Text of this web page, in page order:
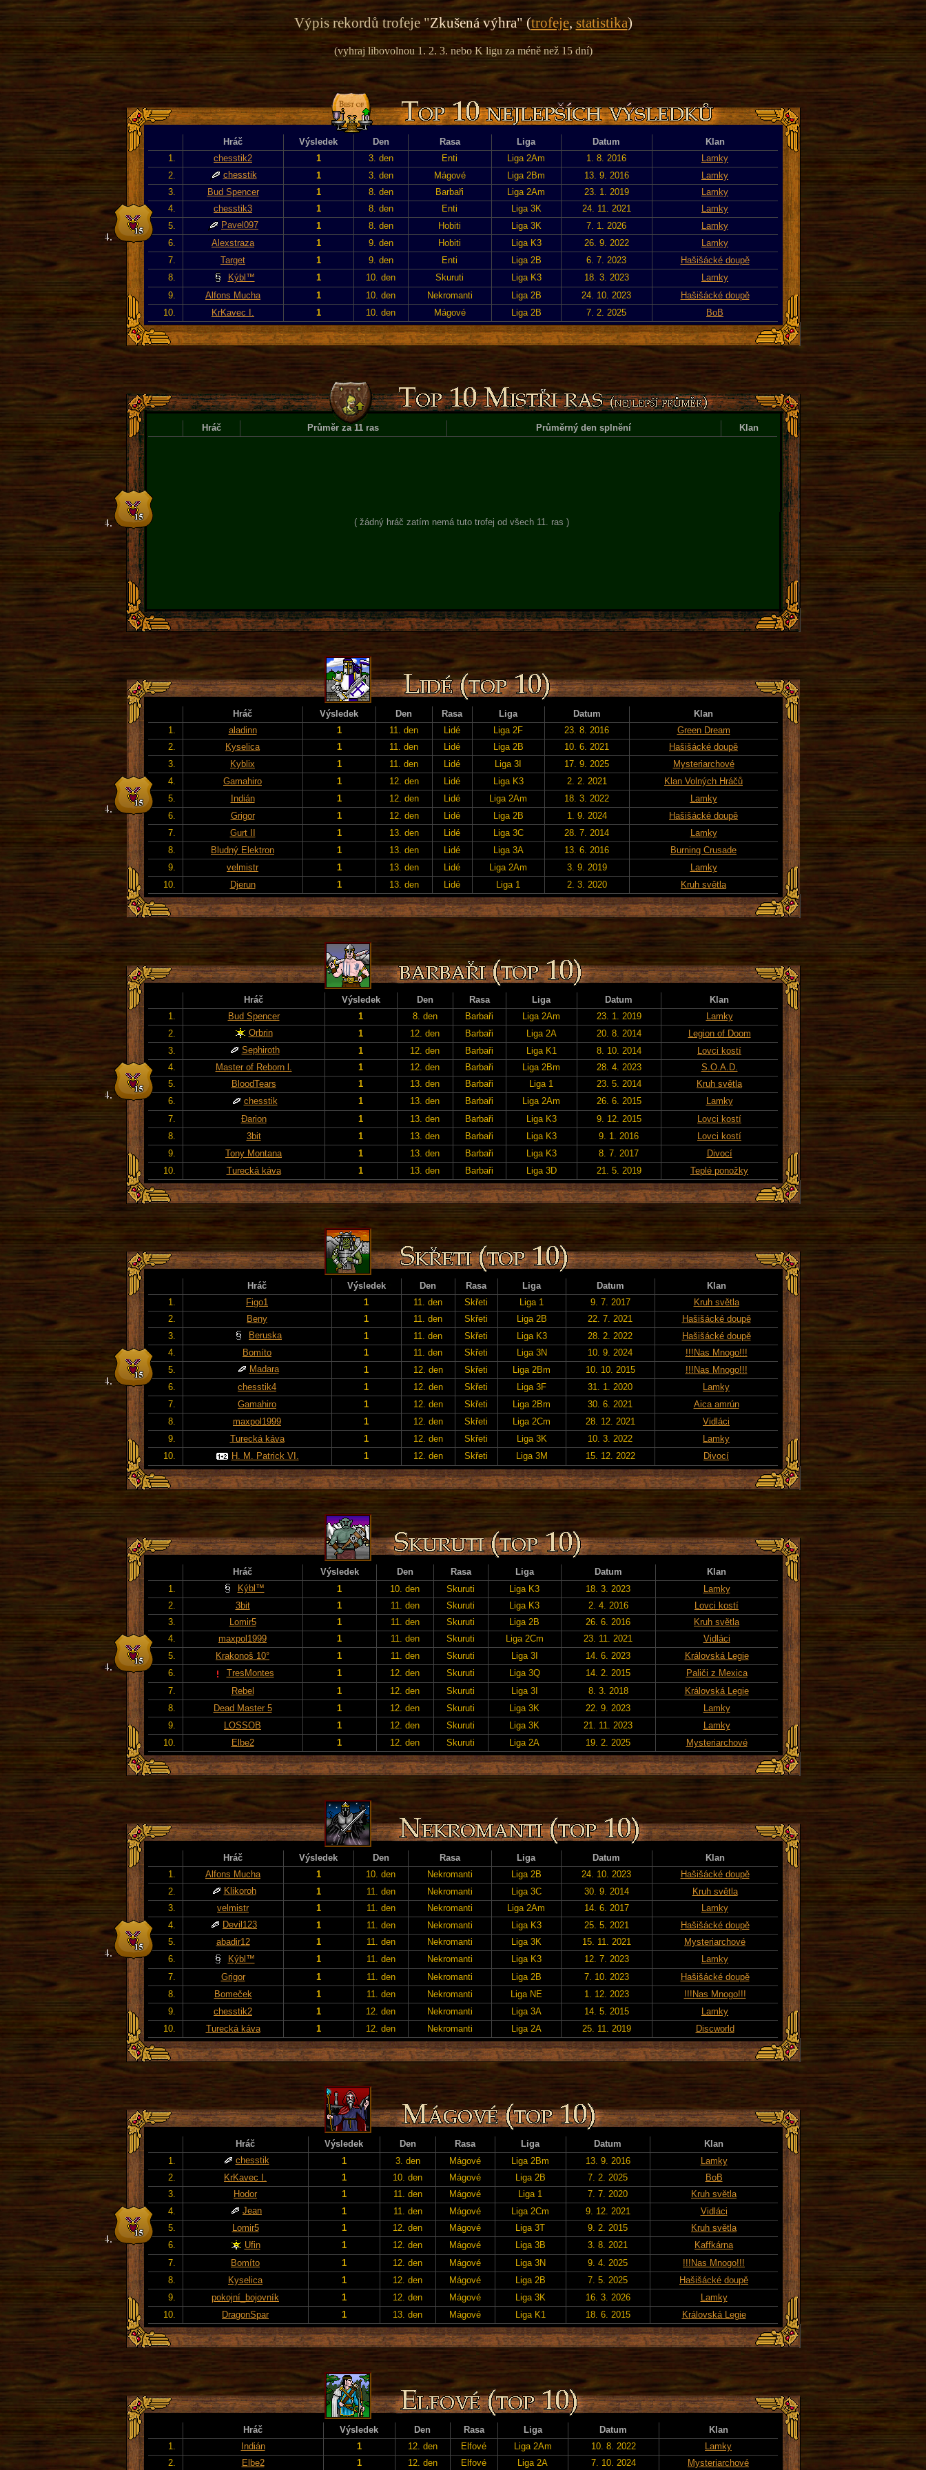
Výpis rekordů trofeje "Zkušená výhra" (trofeje,statistika)
(vyhraj libovolnou 1. 2. 3. nebo K ligu za méně než 15 dní)
Hráč Výsledek Den Rasa Liga Datum
Klan
1.
chesstik2 1 3. den Enti Liga 2Am 1. 8. 2016
Lamky
2.
chesstik 1 3. den Mágové Liga 2Bm 13. 9. 2016
Lamky
3.
Bud Spencer 1 8. den Barbaři Liga 2Am 23. 1. 2019
Lamky
4.
chesstik3 1 8. den Enti Liga 3K 24. 11. 2021
Lamky
5.
Pavel097 1 8. den Hobiti Liga 3K 7. 1. 2026
Lamky
6.
Alexstraza 1 9. den Hobiti Liga K3 26. 9. 2022
Lamky
7.
Target 1 9. den Enti Liga 2B 6. 7. 2023
Hašišácké doupě
8.
Kýbl™ 1 10. den Skuruti Liga K3 18. 3. 2023
Lamky
9.
Alfons Mucha 1 10. den Nekromanti Liga 2B 24. 10. 2023
Hašišácké doupě
10.
KrKavec I. 1 10. den Mágové Liga 2B 7. 2. 2025 BoB
Hráč Průměr za 11 ras Průměrný den splnění Klan
( žádný hráč zatím nemá tuto trofej od všech 11. ras )
Hráč Výsledek Den Rasa Liga Datum
Klan
1.
aladinn 1 11. den Lidé Liga 2F 23. 8. 2016
Green Dream
2.
Kyselica 1 11. den Lidé Liga 2B 10. 6. 2021
Hašišácké doupě
3.
Kyblix 1 11. den Lidé Liga 3I 17. 9. 2025
Mysteriarchové
4.
Gamahiro 1 12. den Lidé Liga K3 2. 2. 2021
Klan Volných Hráčů
5.
Indián 1 12. den Lidé Liga 2Am 18. 3. 2022
Lamky
6.
Grigor 1 12. den Lidé Liga 2B 1. 9. 2024
Hašišácké doupě
7.
Gurt II 1 13. den Lidé Liga 3C 28. 7. 2014
Lamky
8.
Bludný Elektron 1 13. den Lidé Liga 3A 13. 6. 2016
Burning Crusade
9.
velmistr 1 13. den Lidé Liga 2Am 3. 9. 2019
Lamky
10.
Djerun 1 13. den Lidé Liga 1 2. 3. 2020 Kruh světla
Hráč Výsledek Den Rasa Liga Datum
Klan
1.
Bud Spencer 1 8. den Barbaři Liga 2Am 23. 1. 2019
Lamky
2.
Orbrin 1 12. den Barbaři Liga 2A 20. 8. 2014
Legion of Doom
3.
Sephiroth 1 12. den Barbaři Liga K1 8. 10. 2014
Lovci kostí
4.
Master of Reborn l. 1 12. den Barbaři Liga 2Bm 28. 4. 2023
S.O.A.D.
5.
BloodTears 1 13. den Barbaři Liga 1 23. 5. 2014
Kruh světla
6.
chesstik 1 13. den Barbaři Liga 2Am 26. 6. 2015
Lamky
7.
Đarion 1 13. den Barbaři Liga K3 9. 12. 2015
Lovci kostí
8.
3bit 1 13. den Barbaři Liga K3 9. 1. 2016
Lovci kostí
9.
Tony Montana 1 13. den Barbaři Liga K3 8. 7. 2017
Divocí
10.
Turecká káva 1 13. den Barbaři Liga 3D 21. 5. 2019 Teplé ponožky
Hráč Výsledek Den Rasa Liga Datum
Klan
1.
Figo1 1 11. den Skřeti Liga 1 9. 7. 2017
Kruh světla
2.
Beny 1 11. den Skřeti Liga 2B 22. 7. 2021
Hašišácké doupě
3.
Beruska 1 11. den Skřeti Liga K3 28. 2. 2022
Hašišácké doupě
4.
Bomíto 1 11. den Skřeti Liga 3N 10. 9. 2024
!!!Nas Mnogo!!!
5.
Madara 1 12. den Skřeti Liga 2Bm 10. 10. 2015
!!!Nas Mnogo!!!
6.
chesstik4 1 12. den Skřeti Liga 3F 31. 1. 2020
Lamky
7.
Gamahiro 1 12. den Skřeti Liga 2Bm 30. 6. 2021
Aica amrún
8.
maxpol1999 1 12. den Skřeti Liga 2Cm 28. 12. 2021
Vidláci
9.
Turecká káva 1 12. den Skřeti Liga 3K 10. 3. 2022
Lamky
10.
H. M. Patrick VI. 1 12. den Skřeti Liga 3M 15. 12. 2022 Divocí
Hráč Výsledek Den Rasa Liga Datum
Klan
1.
Kýbl™ 1 10. den Skuruti Liga K3 18. 3. 2023
Lamky
2.
3bit 1 11. den Skuruti Liga K3 2. 4. 2016
Lovci kostí
3.
Lomir5 1 11. den Skuruti Liga 2B 26. 6. 2016
Kruh světla
4.
maxpol1999 1 11. den Skuruti Liga 2Cm 23. 11. 2021
Vidláci
5.
Krakonoš 10° 1 11. den Skuruti Liga 3I 14. 6. 2023
Královská Legie
6.
TresMontes 1 12. den Skuruti Liga 3Q 14. 2. 2015
Paliči z Mexica
7.
Rebel 1 12. den Skuruti Liga 3I 8. 3. 2018
Královská Legie
8.
Dead Master 5 1 12. den Skuruti Liga 3K 22. 9. 2023
Lamky
9.
LOSSOB 1 12. den Skuruti Liga 3K 21. 11. 2023
Lamky
10.
Elbe2 1 12. den Skuruti Liga 2A 19. 2. 2025 Mysteriarchové
Hráč Výsledek Den Rasa Liga Datum
Klan
1.
Alfons Mucha 1 10. den Nekromanti Liga 2B 24. 10. 2023
Hašišácké doupě
2.
Klikoroh 1 11. den Nekromanti Liga 3C 30. 9. 2014
Kruh světla
3.
velmistr 1 11. den Nekromanti Liga 2Am 14. 6. 2017
Lamky
4.
Devil123 1 11. den Nekromanti Liga K3 25. 5. 2021
Hašišácké doupě
5.
abadir12 1 11. den Nekromanti Liga 3K 15. 11. 2021
Mysteriarchové
6.
Kýbl™ 1 11. den Nekromanti Liga K3 12. 7. 2023
Lamky
7.
Grigor 1 11. den Nekromanti Liga 2B 7. 10. 2023
Hašišácké doupě
8.
Bomeček 1 11. den Nekromanti Liga NE 1. 12. 2023
!!!Nas Mnogo!!!
9.
chesstik2 1 12. den Nekromanti Liga 3A 14. 5. 2015
Lamky
10.
Turecká káva 1 12. den Nekromanti Liga 2A 25. 11. 2019 Discworld
Hráč Výsledek Den Rasa Liga Datum
Klan
1.
chesstik 1 3. den Mágové Liga 2Bm 13. 9. 2016
Lamky
2.
KrKavec I. 1 10. den Mágové Liga 2B 7. 2. 2025
BoB
3.
Hodor 1 11. den Mágové Liga 1 7. 7. 2020
Kruh světla
4.
Jean 1 11. den Mágové Liga 2Cm 9. 12. 2021
Vidláci
5.
Lomir5 1 12. den Mágové Liga 3T 9. 2. 2015
Kruh světla
6.
Ufin 1 12. den Mágové Liga 3B 3. 8. 2021
Kaffkárna
7.
Bomíto 1 12. den Mágové Liga 3N 9. 4. 2025
!!!Nas Mnogo!!!
8.
Kyselica 1 12. den Mágové Liga 2B 7. 5. 2025
Hašišácké doupě
9.
pokojní_bojovník 1 12. den Mágové Liga 3K 16. 3. 2026
Lamky
10.
DragonSpar 1 13. den Mágové Liga K1 18. 6. 2015 Královská Legie
Hráč Výsledek Den Rasa Liga Datum
Klan
1.
Indián 1 12. den Elfové Liga 2Am 10. 8. 2022
Lamky
2.
Elbe2 1 12. den Elfové Liga 2A 7. 10. 2024 Mysteriarchové